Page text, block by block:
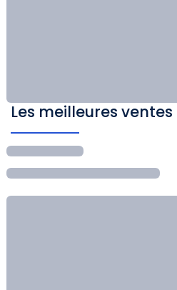
Les meilleures ventes